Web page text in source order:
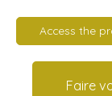
Access the
Faire